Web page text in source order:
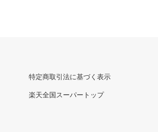
特定商取引法に基づく表示
楽天全国スーパートップ